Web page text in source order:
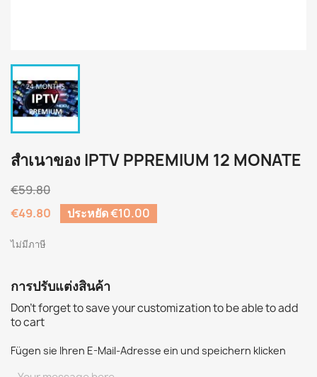
สำเนาของ IPTV PPREMIUM 12 MONATE
€59.80
€49.80
ประหยัด €10.00
ไม่มีภาษี
การปรับแต่งสินค้า
Don't forget to save your customization to be able to add
to cart
Fügen sie Ihren E-Mail-Adresse ein und speichern klicken